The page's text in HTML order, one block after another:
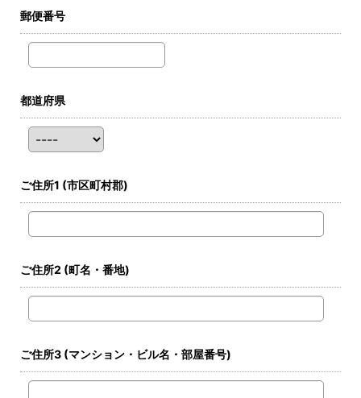
郵便番号
都道府県
ご住所1 (市区町村郡)
ご住所2 (町名・番地)
ご住所3 (マンション・ビル名・部屋番号)